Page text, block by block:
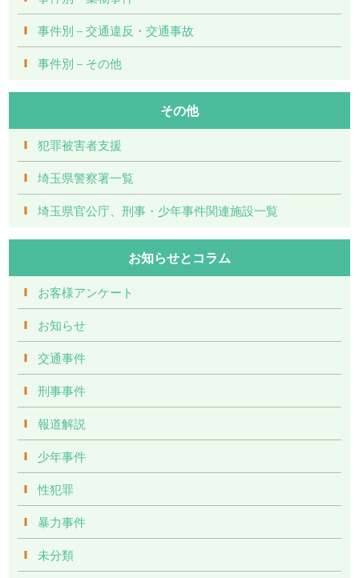
事件別－交通違反・交通事故
事件別－その他
その他
犯罪被害者支援
埼玉県警察署一覧
埼玉県官公庁、刑事・少年事件関連施設一覧
お知らせとコラム
お客様アンケート
お知らせ
交通事件
刑事事件
報道解説
少年事件
性犯罪
暴力事件
未分類